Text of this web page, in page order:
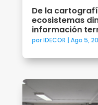
De la
ecosistemas
información
porIDECOR | Ago 5,